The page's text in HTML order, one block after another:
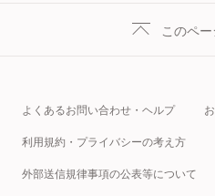
このペ
よくあるお問い合わせ・ヘルプ
利用規約・プライバシーの考え方
外部送信規律事項の公表等について